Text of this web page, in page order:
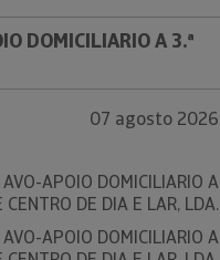
DOMICILIARIO A 3.ª
07 agosto 2026
APOIO DOMICILIARIO A
CENTRO DE DIA E LAR, LDA.
APOIO DOMICILIARIO A